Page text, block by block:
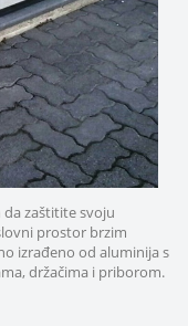
zaštitite svoju
prostor brzim
izrađeno od aluminija s
držačima i priborom.